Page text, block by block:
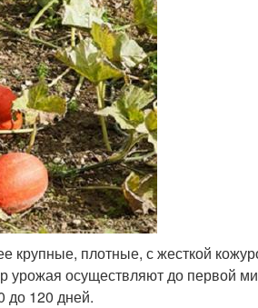
крупные, плотные, с жесткой
урожая осуществляют до первой
до 120 дней.